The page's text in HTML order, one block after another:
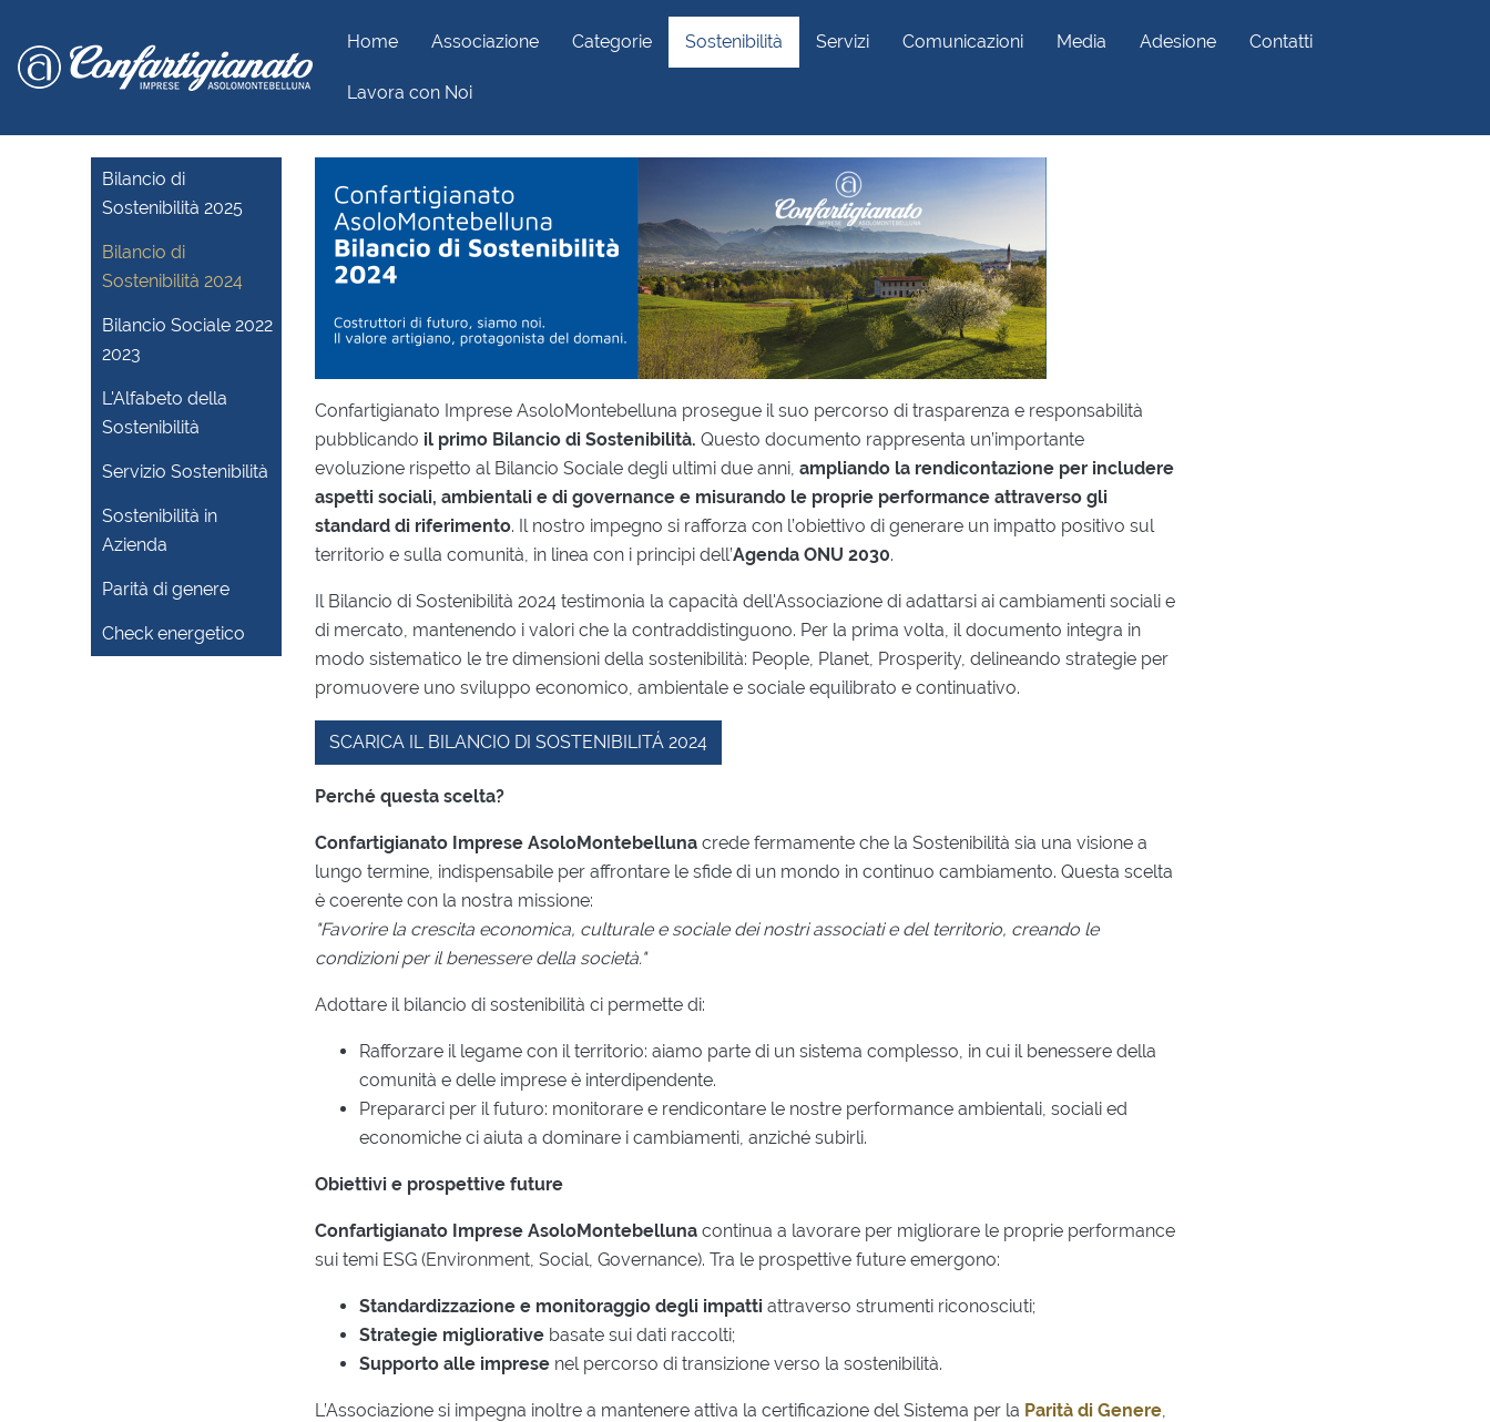
Home Associazione Categorie Sostenibilità Servizi Comunicazioni Media Adesione Contatti
Lavora con Noi
Bilancio di Sostenibilità 2024
Bilancio di
Sostenibilità 2025
Bilancio di
Sostenibilità 2024
Bilancio Sociale 2022
2023
L'Alfabeto della
Sostenibilità
Servizio Sostenibilità
Sostenibilità in
Azienda
Parità di genere
Check energetico
Confartigianato Imprese AsoloMontebelluna prosegue il suo percorso di trasparenza e responsabilità
pubblicando il primo Bilancio di Sostenibilità. Questo documento rappresenta un’importante
evoluzione rispetto al Bilancio Sociale degli ultimi due anni, ampliando la rendicontazione per includere
aspetti sociali, ambientali e di governance e misurando le proprie performance attraverso gli
standard di riferimento. Il nostro impegno si rafforza con l’obiettivo di generare un impatto positivo sul
territorio e sulla comunità, in linea con i principi dell’Agenda ONU 2030.
Il Bilancio di Sostenibilità 2024 testimonia la capacità dell'Associazione di adattarsi ai cambiamenti sociali e
di mercato, mantenendo i valori che la contraddistinguono. Per la prima volta, il documento integra in
modo sistematico le tre dimensioni della sostenibilità: People, Planet, Prosperity, delineando strategie per
promuovere uno sviluppo economico, ambientale e sociale equilibrato e continuativo.
SCARICA IL BILANCIO DI SOSTENIBILITÁ 2024
Perché questa scelta?
Confartigianato Imprese AsoloMontebellunacrede fermamente che la Sostenibilità sia una visione a
lungo termine, indispensabile per affrontare le sfide di un mondo in continuo cambiamento. Questa scelta
è coerente con la nostra missione:
"Favorire la crescita economica, culturale e sociale dei nostri associati e del territorio, creando le
condizioni per il benessere della società."
Adottare il bilancio di sostenibilità ci permette di:
Rafforzare il legame con il territorio: aiamo parte di un sistema complesso, in cui il benessere della
comunità e delle imprese è interdipendente.
Prepararci per il futuro: monitorare e rendicontare le nostre performance ambientali, sociali ed
economiche ci aiuta a dominare i cambiamenti, anziché subirli.
Obiettivi e prospettive future
Confartigianato Imprese AsoloMontebellunacontinua a lavorare per migliorare le proprie performance
sui temi ESG (Environment, Social, Governance). Tra le prospettive future emergono:
Standardizzazione e monitoraggio degli impattiattraverso strumenti riconosciuti;
Strategie migliorativebasate sui dati raccolti;
Supporto alle impresenel percorso di transizione verso la sostenibilità.
L’Associazione si impegna inoltre a mantenere attiva la certificazione del Sistema per la Parità di Genere,